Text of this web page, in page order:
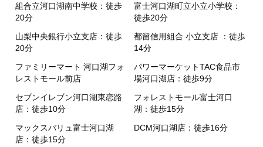
組合立河口湖南中学校：徒歩
20分
富士河口湖町立小立小学校：
徒歩20分
山梨中央銀行小立支店：徒歩
20分
都留信用組合 小立支店 ：徒歩
14分
ファミリーマート 河口湖フォ
レストモール前店
パワーマーケットTAC食品市
場河口湖店：徒歩9分
セブンイレブン河口湖東恋路
店：徒歩10分
フォレストモール富士河口
湖：徒歩15分
マックスバリュ富士河口湖
店：徒歩15分
DCM河口湖店：徒歩16分